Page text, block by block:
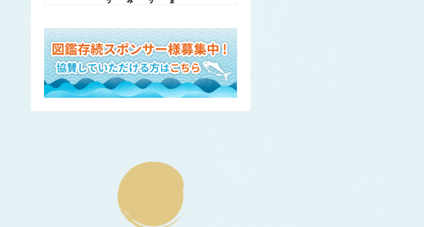
エゾバフンウニ
キタムラサキウニ
バフンウニ
ムラサキウニ
ウミタケ
うみへび類
トカゲエソ
マエソ
ワニエソ